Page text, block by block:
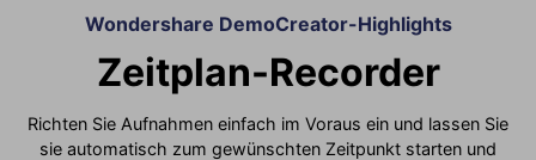
Lösungen
Presseraum
Shop
Funktionen
KI-Funktionen
KI Tipps
Lösungen
DemoCreator für
Hilfezentrum
Wondershare DemoCreator-Highlights
Zeitplan-Recorder
Richten Sie Aufnahmen einfach im Voraus ein und lassen Sie
sie automatisch zum gewünschten Zeitpunkt starten und